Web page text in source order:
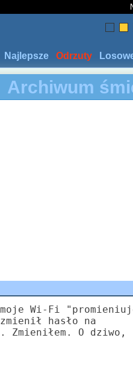
Odrzuty
Najlepsze
Archiwum
Wi-Fi
hasło na
Zmieniłem. O dziwo,